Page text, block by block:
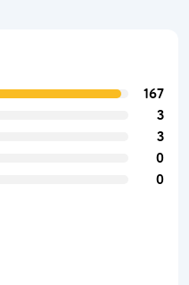
167
3
3
0
0